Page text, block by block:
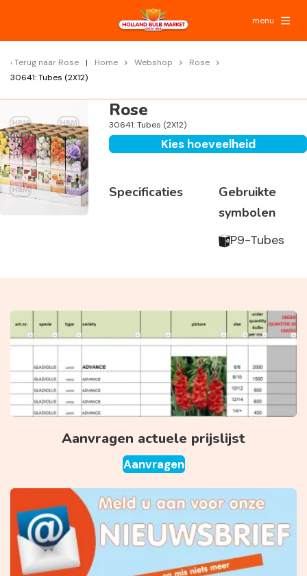
menu
Terug naar Rose Home Webshop
Rose
30641: Tubes (2X12)
Rose
30641: Tubes (2X12)
Kies hoeveelheid
Specificaties
Gebruikte
symbolen
P9-Tubes
Aanvragen actuele prijslijst
Aanvragen